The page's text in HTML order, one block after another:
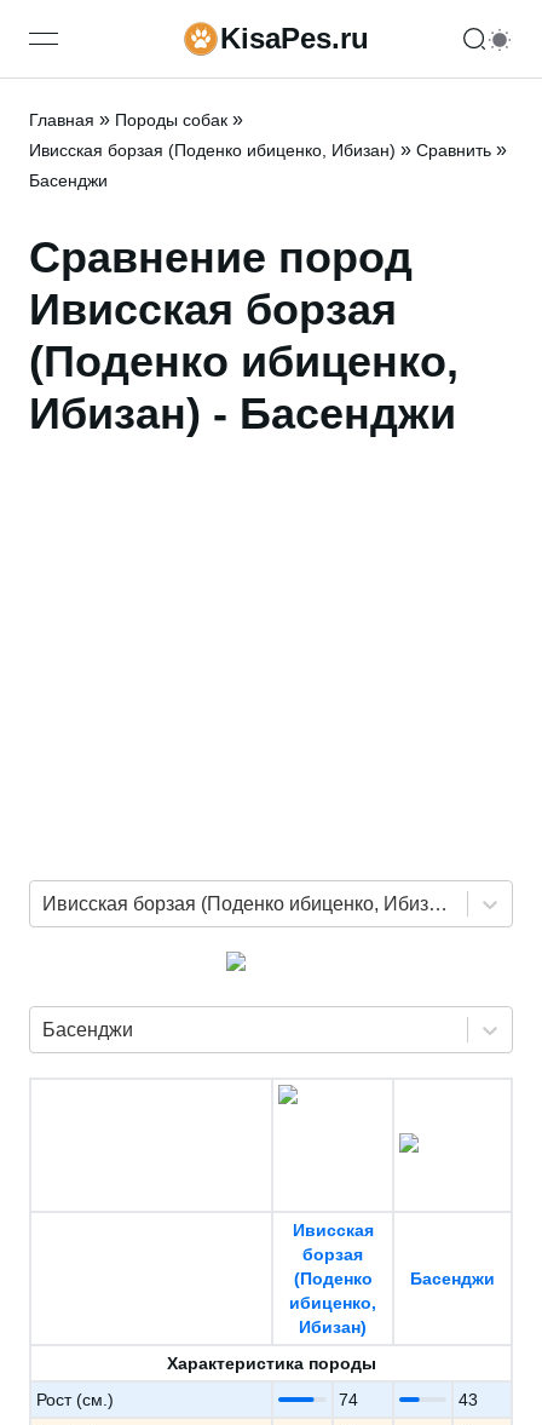
open navigation menuKisaPes.ru
Главная » Породы собак »
Ивисская борзая (Поденко ибиценко, Ибизан) » Сравнить »
Басенджи
Сравнение пород
Ивисская борзая
(Поденко ибиценко,
Ибизан) - Басенджи
Ивисская борзая (Поденко ибиценко, Ибизан)
Басенджи
Ивисская
борзая
(Поденко
ибиценко,
Ибизан)
Басенджи
Характеристика породы
Рост (см.)
74
43